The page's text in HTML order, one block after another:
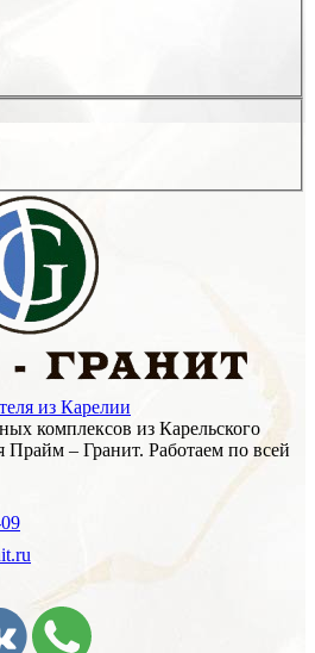
из Карелии
комплексов из Карельского
Прайм – Гранит. Работаем по всей